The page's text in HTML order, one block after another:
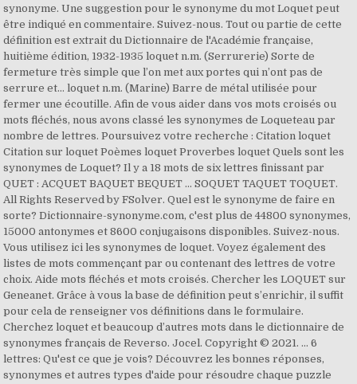
synonyme. Une suggestion pour le synonyme du mot Loquet peut
être indiqué en commentaire. Suivez-nous. Tout ou partie de cette
définition est extrait du Dictionnaire de l'Académie française,
huitième édition, 1932-1935 loquet n.m. (Serrurerie) Sorte de
fermeture très simple que l’on met aux portes qui n’ont pas de
serrure et… loquet n.m. (Marine) Barre de métal utilisée pour
fermer une écoutille. Afin de vous aider dans vos mots croisés ou
mots fléchés, nous avons classé les synonymes de Loqueteau par
nombre de lettres. Poursuivez votre recherche : Citation loquet
Citation sur loquet Poèmes loquet Proverbes loquet Quels sont les
synonymes de Loquet? Il y a 18 mots de six lettres finissant par
QUET : ACQUET BAQUET BEQUET ... SOQUET TAQUET TOQUET.
All Rights Reserved by FSolver. Quel est le synonyme de faire en
sorte? Dictionnaire-synonyme.com, c'est plus de 44800 synonymes,
15000 antonymes et 8600 conjugaisons disponibles. Suivez-nous.
Vous utilisez ici les synonymes de loquet. Voyez également des
listes de mots commençant par ou contenant des lettres de votre
choix. Aide mots fléchés et mots croisés. Chercher les LOQUET sur
Geneanet. Grâce à vous la base de définition peut s’enrichir, il suffit
pour cela de renseigner vos définitions dans le formulaire.
Cherchez loquet et beaucoup d’autres mots dans le dictionnaire de
synonymes français de Reverso. Jocel. Copyright © 2021. ... 6
lettres: Qu'est ce que je vois? Découvrez les bonnes réponses,
synonymes et autres types d'aide pour résoudre chaque puzzle